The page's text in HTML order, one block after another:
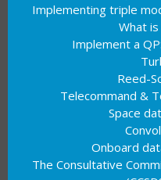
Implementing triple
What
Implement a
Reed-
Telecommand &
Space
Onboard
The Consultative